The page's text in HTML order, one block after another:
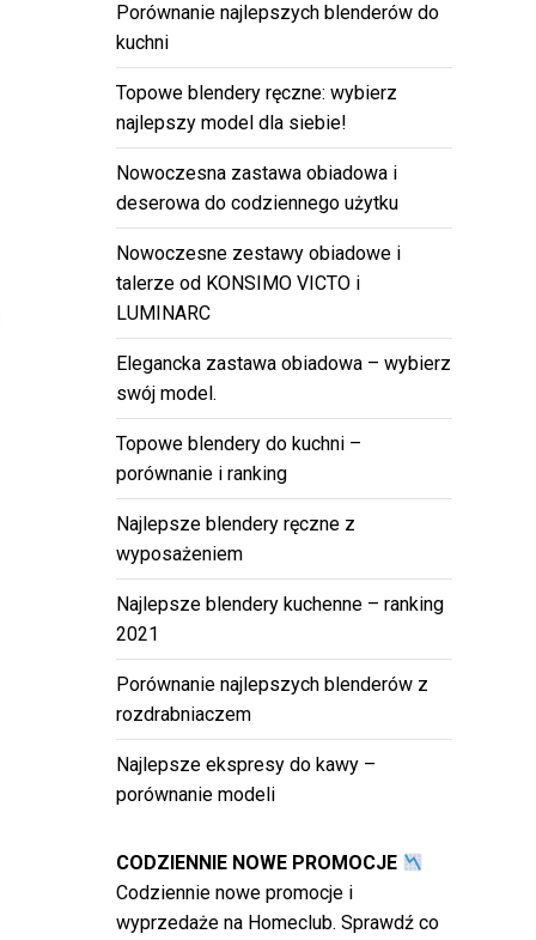
Porównanie najlepszych blenderów do
kuchni
Topowe blendery ręczne: wybierz
najlepszy model dla siebie!
Nowoczesna zastawa obiadowa i
deserowa do codziennego użytku
Nowoczesne zestawy obiadowe i
talerze od KONSIMO VICTO i
LUMINARC
Elegancka zastawa obiadowa – wybierz
swój model.
Topowe blendery do kuchni –
porównanie i ranking
Najlepsze blendery ręczne z
wyposażeniem
Najlepsze blendery kuchenne – ranking
2021
Porównanie najlepszych blenderów z
rozdrabniaczem
Najlepsze ekspresy do kawy –
porównanie modeli
CODZIENNIE NOWE PROMOCJE
Codziennie nowe promocje i
wyprzedaże na Homeclub. Sprawdź co